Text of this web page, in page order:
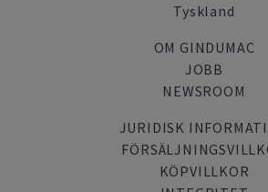
Tyskland
OM GINDUMAC
JOBB
NEWSROOM
JURIDISK
KÖPVILLKOR